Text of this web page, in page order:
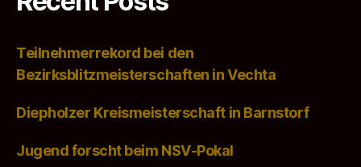
Teilnehmerrekord bei den
Bezirksblitzmeisterschaften in Vechta
Diepholzer Kreismeisterschaft in Barnstorf
Jugend forscht beim NSV-Pokal